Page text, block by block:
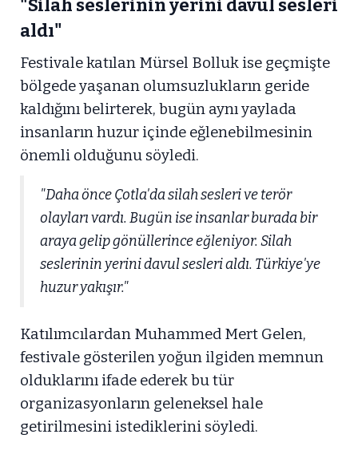
"Silah seslerinin yerini davul sesleri
aldı"
Festivale katılan Mürsel Bolluk ise geçmişte
bölgede yaşanan olumsuzlukların geride
kaldığını belirterek, bugün aynı yaylada
insanların huzur içinde eğlenebilmesinin
önemli olduğunu söyledi.
"Daha önce Çotla'da silah sesleri ve terör
olayları vardı. Bugün ise insanlar burada bir
araya gelip gönüllerince eğleniyor. Silah
seslerinin yerini davul sesleri aldı. Türkiye'ye
huzur yakışır."
Katılımcılardan Muhammed Mert Gelen,
festivale gösterilen yoğun ilgiden memnun
olduklarını ifade ederek bu tür
organizasyonların geleneksel hale
getirilmesini istediklerini söyledi.